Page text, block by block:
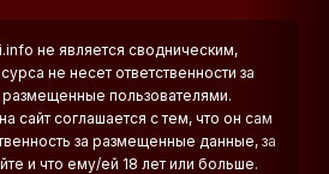
не является сводническим,
не несет ответственности за
пользователями.
сайт соглашается с тем, что он сам
за размещенные данные, за
и что ему/ей 18 лет или больше.